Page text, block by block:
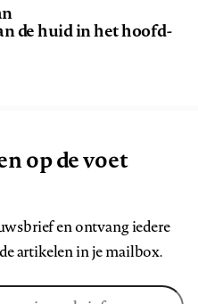
de huid in het hoofd-
op de voet
en ontvang iedere
artikelen in je mailbox.